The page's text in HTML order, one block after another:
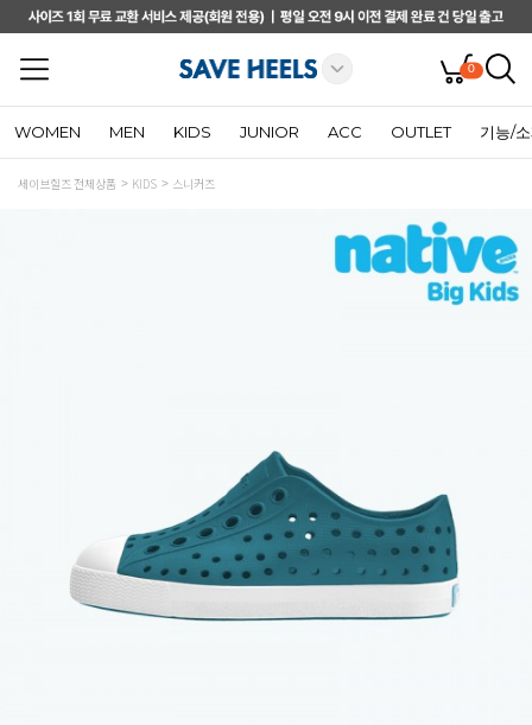
0
WOMEN MEN KIDS JUNIOR ACC OUTLET 기능/
세이브힐즈 전체상품 KIDS 스니커즈